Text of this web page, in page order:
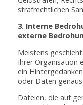
strafrechtlichen
3. Interne
externe
Meistens
Ihrer Organisation
ein
oder Daten
Dateien, die auf